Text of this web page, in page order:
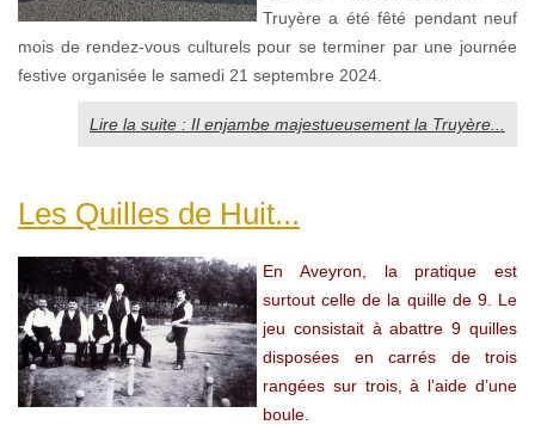
Truyère a été fêté pendant neuf
mois de rendez-vous culturels pour se terminer par une journée
festive organisée le samedi 21 septembre 2024.
Lire la suite : Il enjambe majestueusement la Truyère...
Les Quilles de Huit...
En Aveyron, la pratique est
surtout celle de la quille de 9. Le
jeu consistait à abattre 9 quilles
disposées en carrés de trois
rangées sur trois, à l’aide d’une
boule.